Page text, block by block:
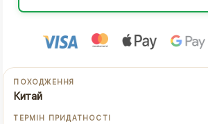
ПОХОДЖЕННЯ
Китай
ТЕРМІН ПРИДАТНОСТІ